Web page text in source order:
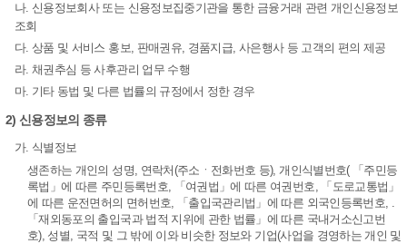
나. 신용정보회사 또는 신용정보집중기관을 통한 금융거래 관련 개인신용정보
조회
다. 상품 및 서비스 홍보, 판매권유, 경품지급, 사은행사 등 고객의 편의 제공
라. 채권추심 등 사후관리 업무 수행
마. 기타 동법 및 다른 법률의 규정에서 정한 경우
2) 신용정보의 종류
가. 식별정보
생존하는 개인의 성명, 연락처(주소ㆍ전화번호 등), 개인식별번호( 「주민등
록법」에 따른 주민등록번호, 「여권법」에 따른 여권번호, 「도로교통법」
에 따른 운전면허의 면허번호, 「출입국관리법」에 따른 외국인등록번호, .
「재외동포의 출입국과 법적 지위에 관한 법률」에 따른 국내거소신고번
호), 성별, 국적 및 그 밖에 이와 비슷한 정보와 기업(사업을 경영하는 개인 및